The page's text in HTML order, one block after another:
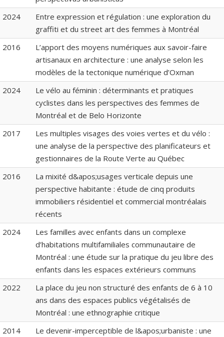
2024
Entre expression et régulation : une exploration du
graffiti et du street art des femmes à Montréal
2016
L’apport des moyens numériques aux savoir-faire
artisanaux en architecture : une analyse selon les
modèles de la tectonique numérique d’Oxman
2024
Le vélo au féminin : déterminants et pratiques
cyclistes dans les perspectives des femmes de
Montréal et de Belo Horizonte
2017
Les multiples visages des voies vertes et du vélo :
une analyse de la perspective des planificateurs et
gestionnaires de la Route Verte au Québec
2016
La mixité d&apos;usages verticale depuis une
perspective habitante : étude de cinq produits
immobiliers résidentiel et commercial montréalais
récents
2024
Les familles avec enfants dans un complexe
d’habitations multifamiliales communautaire de
Montréal : une étude sur la pratique du jeu libre des
enfants dans les espaces extérieurs communs
2022
La place du jeu non structuré des enfants de 6 à 10
ans dans des espaces publics végétalisés de
Montréal : une ethnographie critique
2014
Le devenir-imperceptible de l&apos;urbaniste : une